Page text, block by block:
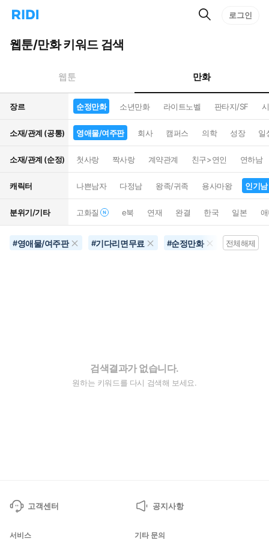
리
홈
으
턴
트
검
로그인
웹툰/만화 키워드 검색
웹툰 만화
장르 순정만화 소년만화 라이트노벨 판타지/SF
소재/관계 (공통) 영애물/여주판 회사 캠퍼스 의학 성장 일
소재/관계 (순정) 첫사랑 짝사랑 계약관계 친구>연인 연하남
캐릭터 나쁜남자 다정남 왕족/귀족 용사마왕 인기남
분위기/기타 고화질 e북 연재 완결 한국 일본
#영애물/여주판 #기다리면무료 #순정만화 #연상남
전체해제
검색결과가 없습니다.
원하는 키워드를 다시 검색해 보세요.
고객센터 공지사항
서비스 기타 문의